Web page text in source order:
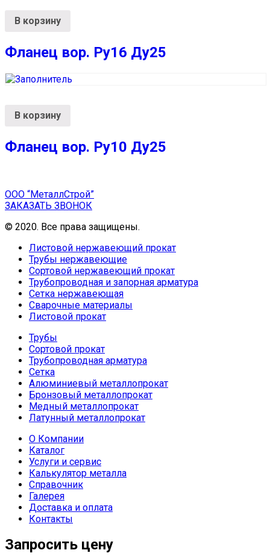
В корзину
Фланец вор. Ру16 Ду25
В корзину
Фланец вор. Ру10 Ду25
ООО “МеталлСтрой”
ЗАКАЗАТЬ ЗВОНОК
© 2020. Все права защищены.
Листовой нержавеющий прокат
Трубы нержавеющие
Сортовой нержавеющий прокат
Трубопроводная и запорная арматура
Сетка нержавеющая
Сварочные материалы
Листовой прокат
Трубы
Сортовой прокат
Трубопроводная арматура
Сетка
Алюминиевый металлопрокат
Бронзовый металлопрокат
Медный металлопрокат
Латунный металлопрокат
О Компании
Каталог
Услуги и сервис
Калькулятор металла
Справочник
Галерея
Доставка и оплата
Контакты
Запросить цену